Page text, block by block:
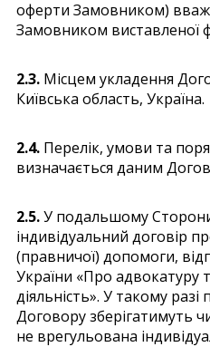
оферти Замовником)
Замовником виставленої
2.3. Місцем укладення
Київська область, Україна.
2.4. Перелік, умови та
визначається даним
2.5.У подальшому
індивідуальний договір
(правничої) допомоги,
України «Про адвокатуру
діяльність». У такому
Договору зберігатимуть
не врегульована